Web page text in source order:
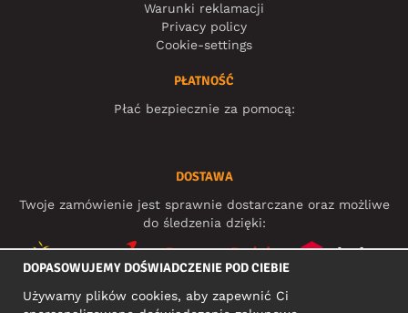
Warunki reklamacji
Privacy policy
Cookie-settings
PŁATNOŚĆ
Płać bezpiecznie za pomocą:
DOSTAWA
Twoje zamówienie jest sprawnie dostarczane oraz możliwe
do śledzenia dzięki:
MEDIA SPOŁECZNOŚCIOWE
DOPASOWUJEMY DOŚWIADCZENIE POD CIEBIE
Używamy plików cookies, aby zapewnić Ci